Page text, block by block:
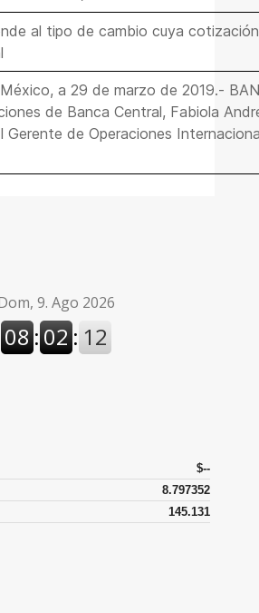
al tipo de cambio cuya
a 29 de marzo de 2019.-
de Banca Central, Fabiola
Gerente de Operaciones